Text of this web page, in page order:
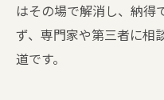
はその場で解消し、納得
ず、専門家や第三者に相
道です。